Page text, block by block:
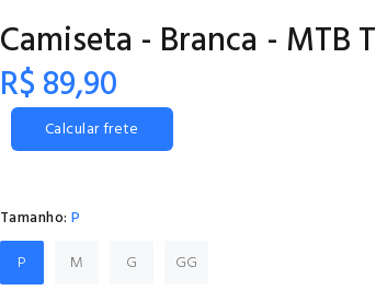
Camiseta - Branca - MTB T
R$ 89,90
Calcular frete
Tamanho: P
P
M G GG